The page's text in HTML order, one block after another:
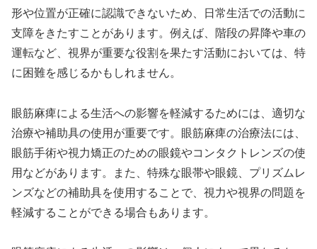
形や位置が正確に認識できないため、日常生活での活動に
支障をきたすことがあります。例えば、階段の昇降や車の
運転など、視界が重要な役割を果たす活動においては、特
に困難を感じるかもしれません。
眼筋麻痺による生活への影響を軽減するためには、適切な
治療や補助具の使用が重要です。眼筋麻痺の治療法には、
眼筋手術や視力矯正のための眼鏡やコンタクトレンズの使
用などがあります。また、特殊な眼帯や眼鏡、プリズムレ
ンズなどの補助具を使用することで、視力や視界の問題を
軽減することができる場合もあります。